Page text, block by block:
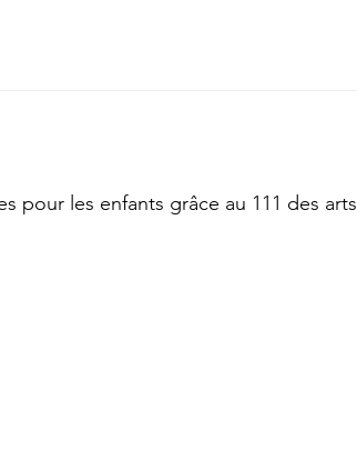
pour les enfants grâce au 111 des arts